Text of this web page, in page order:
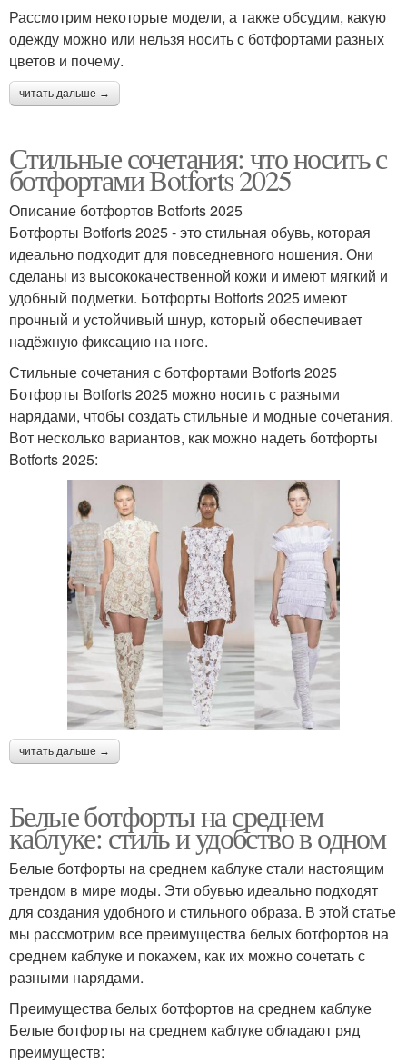
Рассмотрим некоторые модели, а также обсудим, какую
одежду можно или нельзя носить с ботфортами разных
цветов и почему.
читать дальше →
Стильные сочетания: что носить с
ботфортами Botforts 2025
Описание ботфортов Botforts 2025
Ботфорты Botforts 2025 - это стильная обувь, которая
идеально подходит для повседневного ношения. Они
сделаны из высококачественной кожи и имеют мягкий и
удобный подметки. Ботфорты Botforts 2025 имеют
прочный и устойчивый шнур, который обеспечивает
надёжную фиксацию на ноге.
Стильные сочетания с ботфортами Botforts 2025
Ботфорты Botforts 2025 можно носить с разными
нарядами, чтобы создать стильные и модные сочетания.
Вот несколько вариантов, как можно надеть ботфорты
Botforts 2025:
читать дальше →
Белые ботфорты на среднем
каблуке: стиль и удобство в одном
Белые ботфорты на среднем каблуке стали настоящим
трендом в мире моды. Эти обувью идеально подходят
для создания удобного и стильного образа. В этой статье
мы рассмотрим все преимущества белых ботфортов на
среднем каблуке и покажем, как их можно сочетать с
разными нарядами.
Преимущества белых ботфортов на среднем каблуке
Белые ботфорты на среднем каблуке обладают ряд
преимуществ: